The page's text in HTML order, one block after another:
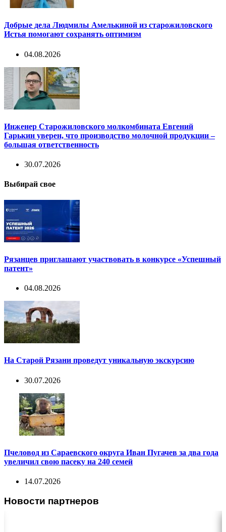
Добрые дела Людмилы Амелькиной из старожиловского
Истья помогают сохранять оптимизм
04.08.2026
Инженер Старожиловского молкомбината Евгений
Гарькин уверен, что производство молочной продукции –
большая ответственность
30.07.2026
Выбирай свое
Рязанцев приглашают участвовать в конкурсе «Успешный
патент»
04.08.2026
На Старой Рязани проведут уникальную экскурсию
30.07.2026
Пчеловод из Сараевского округа Иван Пугачев за два года
увеличил свою пасеку на 240 семей
14.07.2026
Новости партнеров